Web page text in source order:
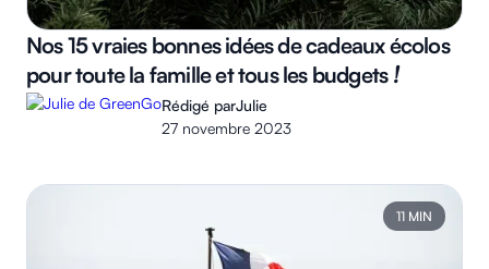
Nos 15 vraies bonnes idées de cadeaux écolos
pour toute la famille et tous les budgets !
Rédigé parJulie
27 novembre 2023
11 MIN